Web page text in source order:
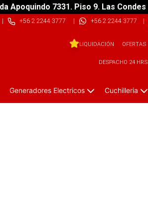
Apoquindo 7331. Piso 9. Las Condes
+56 2 2244 3777 | +56 2 2244 3777 |
LIQUIDACIÓN OFERTAS
DESPACHO 24 HRS
Generadores Electricos Cuchilleria